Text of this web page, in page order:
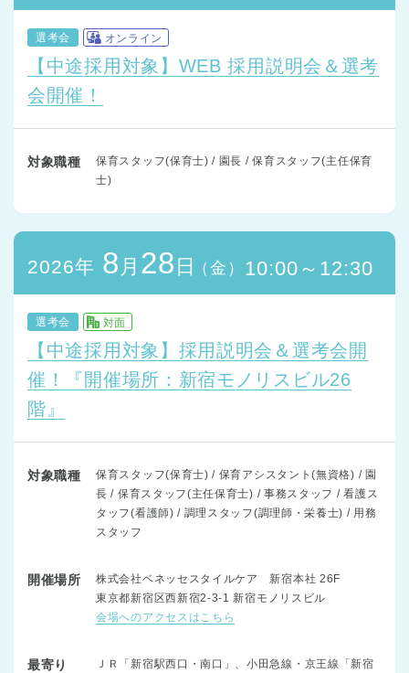
選考会 オンライン
【中途採用対象】WEB 採用説明会＆選考
会開催！
対象職種
保育スタッフ(保育士) / 園長 / 保育スタッフ(主任保育
士)
2026年 8 月 28 日 （金） 10:00～12:30
選考会 対面
【中途採用対象】採用説明会＆選考会開
催！『開催場所：新宿モノリスビル26
階』
対象職種
保育スタッフ(保育士) / 保育アシスタント(無資格) / 園
長 / 保育スタッフ(主任保育士) / 事務スタッフ / 看護ス
タッフ(看護師) / 調理スタッフ(調理師・栄養士) / 用務
スタッフ
開催場所
株式会社ベネッセスタイルケア 新宿本社 26F
東京都新宿区西新宿2-3-1 新宿モノリスビル
会場へのアクセスはこちら
最寄り
ＪＲ「新宿駅西口・南口」、小田急線・京王線「新宿